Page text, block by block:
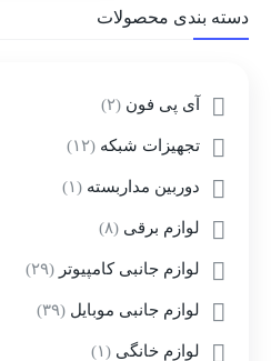
دسته بندی محصولات
آی پی فون (۲)
تجهیزات شبکه (۱۲)
دوربین مداربسته (۱)
لوازم برقی (۸)
لوازم جانبی کامپیوتر (۲۹)
لوازم جانبی موبایل (۳۹)
لوازم خانگی (۱)